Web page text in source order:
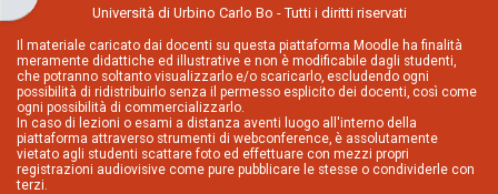
Università di Urbino Carlo Bo - Tutti i diritti riservati
Il materiale caricato dai docenti su questa piattaforma Moodle ha finalità
meramente didattiche ed illustrative e non è modificabile dagli studenti,
che potranno soltanto visualizzarlo e/o scaricarlo, escludendo ogni
possibilità di ridistribuirlo senza il permesso esplicito dei docenti, così come
ogni possibilità di commercializzarlo.
In caso di lezioni o esami a distanza aventi luogo all'interno della
piattaforma attraverso strumenti di webconference, è assolutamente
vietato agli studenti scattare foto ed effettuare con mezzi propri
registrazioni audiovisive come pure pubblicare le stesse o condividerle con
terzi.